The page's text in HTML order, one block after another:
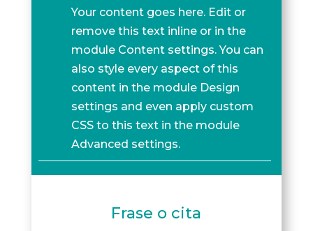
Your content goes here. Edit or
remove this text inline or in the
module Content settings. You can
also style every aspect of this
content in the module Design
settings and even apply custom
CSS to this text in the module
Advanced settings.
Frase o cita